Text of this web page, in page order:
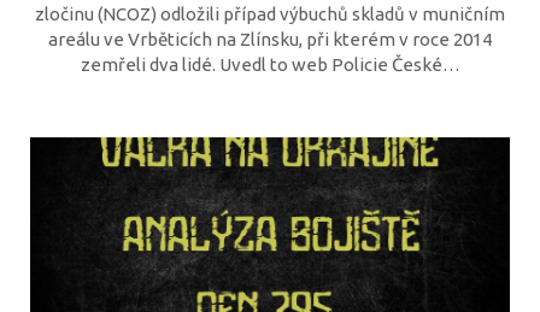
zločinu (NCOZ) odložili případ výbuchů skladů v muničním
areálu ve Vrběticích na Zlínsku, při kterém v roce 2014
zemřeli dva lidé. Uvedl to web Policie České…